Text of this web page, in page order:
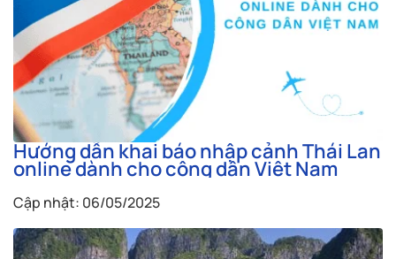
Hướng dẫn khai báo nhập cảnh Thái Lan
online dành cho công dân Việt Nam
Cập nhật: 06/05/2025